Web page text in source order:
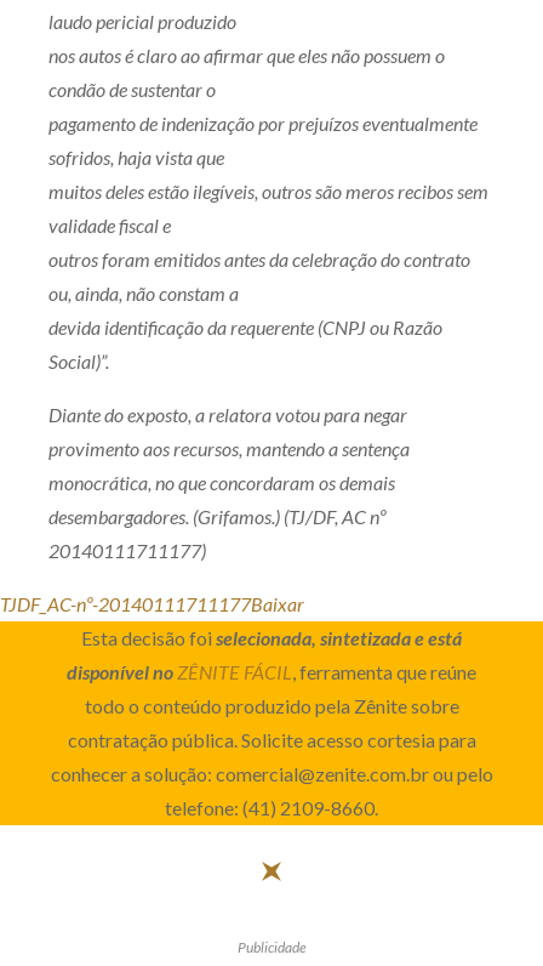
laudo pericial produzido
nos autos é claro ao afirmar que eles não possuem o
condão de sustentar o
pagamento de indenização por prejuízos eventualmente
sofridos, haja vista que
muitos deles estão ilegíveis, outros são meros recibos sem
validade fiscal e
outros foram emitidos antes da celebração do contrato
ou, ainda, não constam a
devida identificação da requerente (CNPJ ou Razão
Social)”.
Diante do exposto, a relatora votou para negar
provimento aos recursos, mantendo a sentença
monocrática, no que concordaram os demais
desembargadores. (Grifamos.) (TJ/DF, AC nº
20140111711177)
TJDF_AC-nº-20140111711177Baixar
Esta decisão foi selecionada, sintetizada e está
disponível no ZÊNITE FÁCIL , ferramenta que reúne
todo o conteúdo produzido pela Zênite sobre
contratação pública. Solicite acesso cortesia para
conhecer a solução: comercial@zenite.com.br ou pelo
telefone: (41) 2109-8660.
Publicidade